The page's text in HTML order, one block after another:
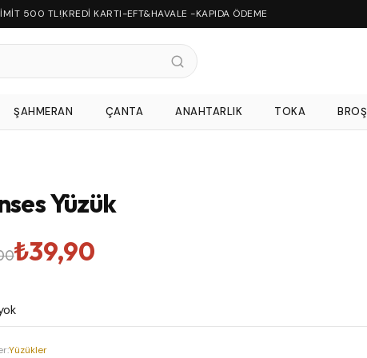
500 TL!KREDİ KARTI-EFT&HAVALE -KAPIDA ÖDEME
ŞAHMERAN ÇANTA ANAHTARLIK TOKA BROŞ
Yüzük
₺39,90
Yüzükler